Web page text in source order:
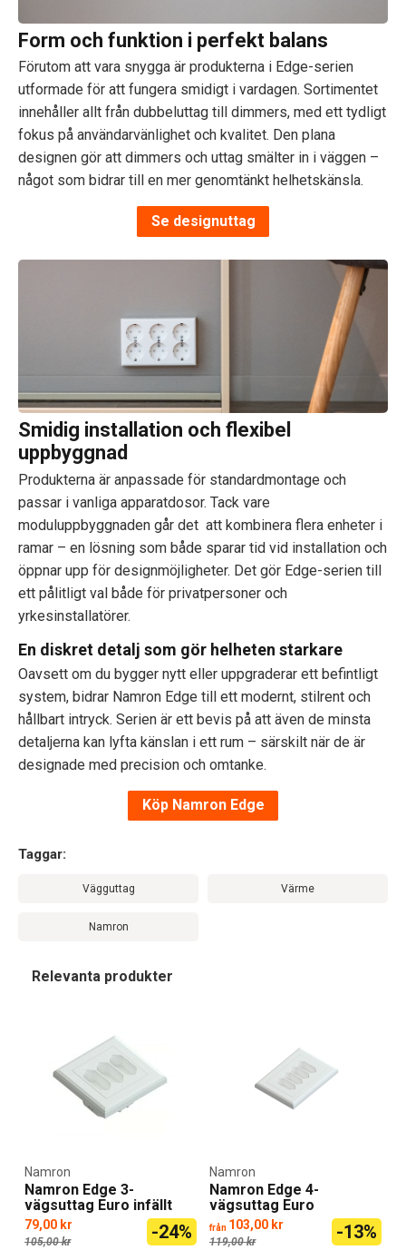
Form och funktion i perfekt balans
Förutom att vara snygga är produkterna i Edge-serien
utformade för att fungera smidigt i vardagen. Sortimentet
innehåller allt från dubbeluttag till dimmers, med ett tydligt
fokus på användarvänlighet och kvalitet. Den plana
designen gör att dimmers och uttag smälter in i väggen –
något som bidrar till en mer genomtänkt helhetskänsla.
Se designuttag
Smidig installation och flexibel
uppbyggnad
Produkterna är anpassade för standardmontage och
passar i vanliga apparatdosor. Tack vare
moduluppbyggnaden går det att kombinera flera enheter i
ramar – en lösning som både sparar tid vid installation och
öppnar upp för designmöjligheter. Det gör Edge-serien till
ett pålitligt val både för privatpersoner och
yrkesinstallatörer.
En diskret detalj som gör helheten starkare
Oavsett om du bygger nytt eller uppgraderar ett befintligt
system, bidrar Namron Edge till ett modernt, stilrent och
hållbart intryck. Serien är ett bevis på att även de minsta
detaljerna kan lyfta känslan i ett rum – särskilt när de är
designade med precision och omtanke.
Köp Namron Edge
Taggar:
Vägguttag Värme
Namron
Relevanta produkter
Namron Edge 3-
vägsuttag Euro infällt
Namron
79,00 kr
105,00 kr -24%
Namron Edge 4-
vägsuttag Euro
Namron
från 103,00 kr
119,00 kr -13%